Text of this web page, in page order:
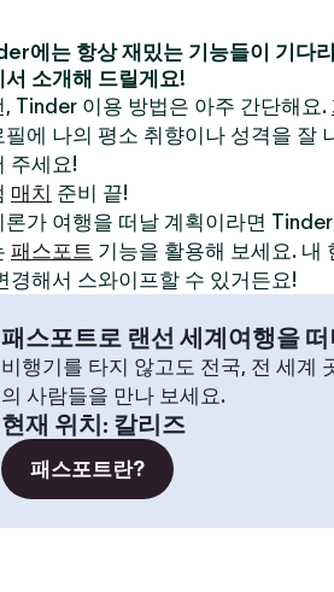
에는 항상 재밌는 기능들이 기다
서 소개해 드릴게요!
, Tinder 이용 방법은 아주 간단해요.
필에 나의 평소 취향이나 성격을 잘
주세요!
매치 준비 끝!
론가 여행을 떠날 계획이라면
패스포트 기능을 활용해 보세요. 내
경해서 스와이프할 수 있거든요!
패스포트로 랜선 세계여행을
비행기를 타지 않고도 전국, 전 세계
의 사람들을 만나 보세요.
현재 위치: 칼리즈
패스포트란?